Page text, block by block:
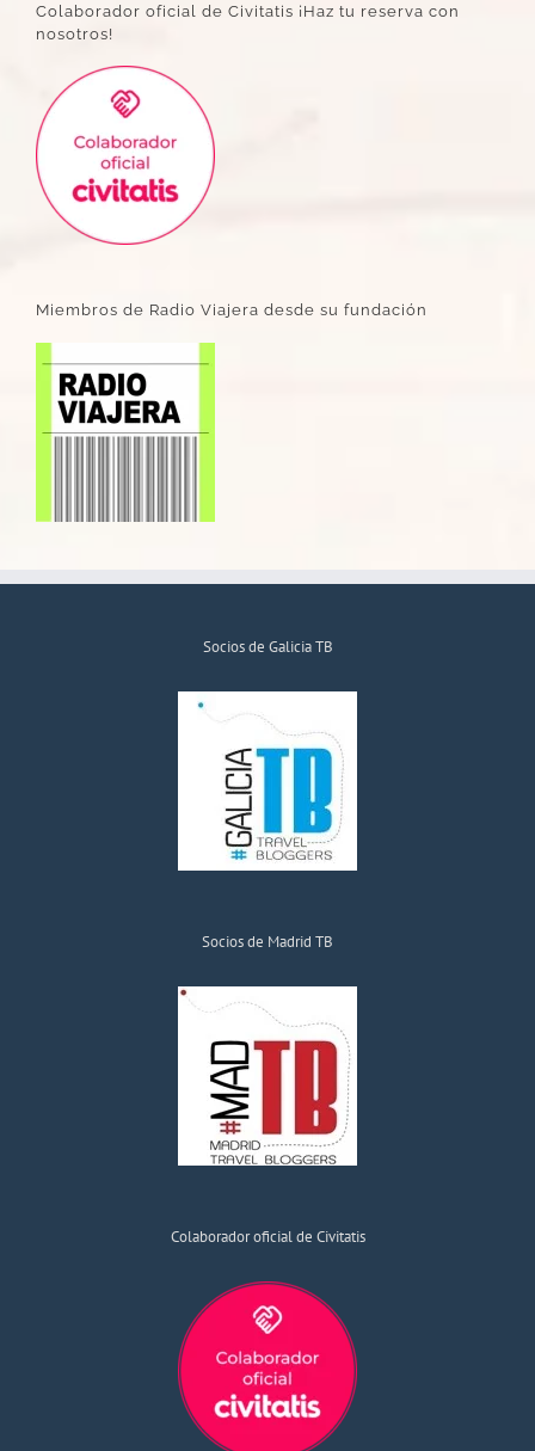
Colaborador oficial de Civitatis ¡Haz tu reserva con
nosotros!
Miembros de Radio Viajera desde su fundación
Socios de Galicia TB
Socios de Madrid TB
Colaborador oficial de Civitatis